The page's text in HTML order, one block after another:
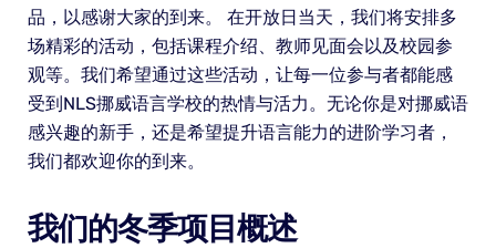
品，以感谢大家的到来。 在开放日当天，我们将安排多
场精彩的活动，包括课程介绍、教师见面会以及校园参
观等。我们希望通过这些活动，让每一位参与者都能感
受到NLS挪威语言学校的热情与活力。无论你是对挪威语
感兴趣的新手，还是希望提升语言能力的进阶学习者，
我们都欢迎你的到来。
我们的冬季项目概述